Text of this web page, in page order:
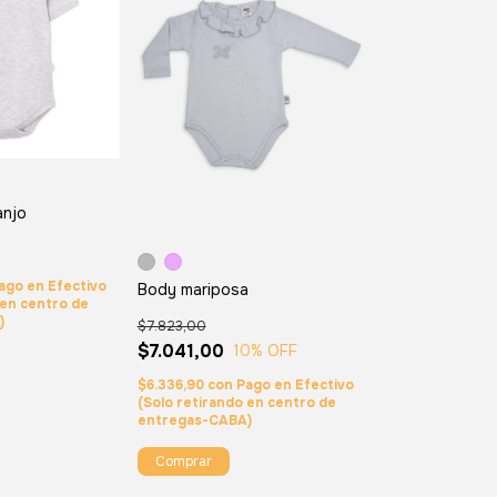
en Efectivo
centro de
Body mariposa
$7.041,00
$7.823,00
10% OFF
$6.336,90 con Pago en Efectivo
(Solo retirando en centro de
entregas-CABA)
Comprar